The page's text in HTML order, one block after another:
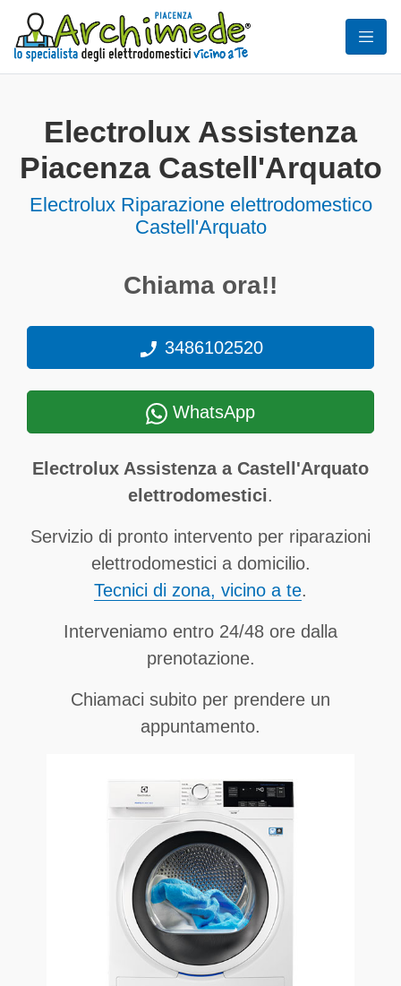
Electrolux Assistenza
Piacenza Castell'Arquato
Electrolux Riparazione elettrodomestico
Castell'Arquato
Chiama ora!!
3486102520
WhatsApp
Electrolux Assistenza a Castell'Arquato
elettrodomestici.
Servizio di pronto intervento per riparazioni
elettrodomestici a domicilio.
Tecnici di zona, vicino a te.
Interveniamo entro 24/48 ore dalla
prenotazione.
Chiamaci subito per prendere un
appuntamento.